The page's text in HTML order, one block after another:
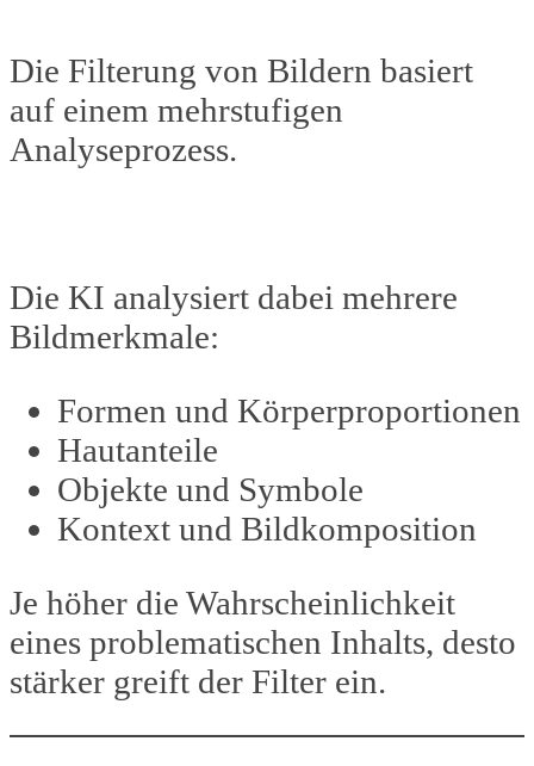
Die Filterung von Bildern basiert
auf einem mehrstufigen
Analyseprozess.
Die KI analysiert dabei mehrere
Bildmerkmale:
Formen und Körperproportionen
Hautanteile
Objekte und Symbole
Kontext und Bildkomposition
Je höher die Wahrscheinlichkeit
eines problematischen Inhalts, desto
stärker greift der Filter ein.